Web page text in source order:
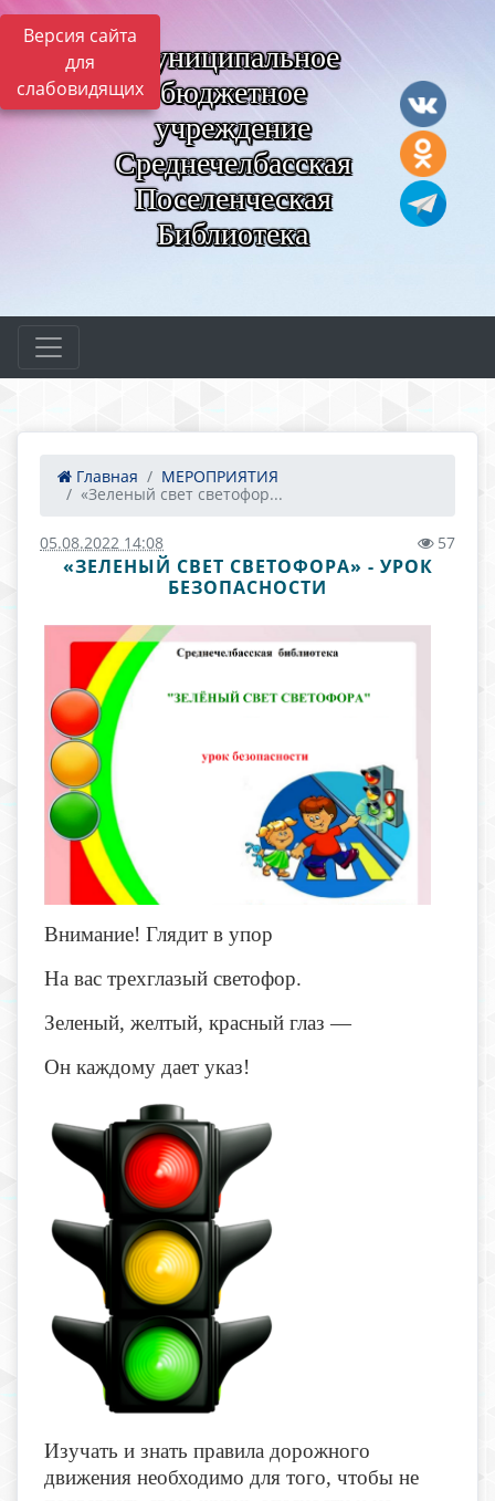
Версия сайта
для
слабовидящих
Муниципальное
бюджетное
учреждение
Среднечелбасская
Поселенческая
Библиотека
Главная
МЕРОПРИЯТИЯ
«Зеленый свет светофор...
05.08.2022 14:08 57
«ЗЕЛЕНЫЙ СВЕТ СВЕТОФОРА» - УРОК
БЕЗОПАСНОСТИ
Внимание! Глядит в упор
На вас трехглазый светофор.
Зеленый, желтый, красный глаз —
Он каждому дает указ!
Изучать и знать правила дорожного
движения необходимо для того, чтобы не